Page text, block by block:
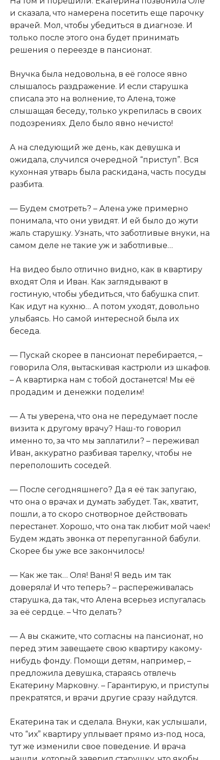
и сказала, что намерена посетить еще парочку
врачей. Мол, чтобы убедиться в диагнозе. И
только после этого она будет принимать
решения о переезде в пансионат.
Внучка была недовольна, в её голосе явно
слышалось раздражение. И если старушка
списала это на волнение, то Алена, тоже
слышащая беседу, только укрепилась в своих
подозрениях. Дело было явно нечисто!
А на следующий же день, как девушка и
ожидала, случился очередной “приступ”. Вся
кухонная утварь была раскидана, часть посуды
разбита.
— Будем смотреть? – Алена уже примерно
понимала, что они увидят. И ей было до жути
жаль старушку. Узнать, что заботливые внуки, на
самом деле не такие уж и заботливые…
На видео было отлично видно, как в квартиру
входят Оля и Иван. Как заглядывают в
гостиную, чтобы убедиться, что бабушка спит.
Как идут на кухню… А потом уходят, довольно
улыбаясь. Но самой интересной была их
беседа.
— Пускай скорее в пансионат перебирается, –
говорила Оля, вытаскивая кастрюли из шкафов.
– А квартирка нам с тобой достанется! Мы её
продадим и денежки поделим!
— А ты уверена, что она не передумает после
визита к другому врачу? Наш-то говорил
именно то, за что мы заплатили? – переживал
Иван, аккуратно разбивая тарелку, чтобы не
переполошить соседей.
— После сегодняшнего? Да я её так запугаю,
что она о врачах и думать забудет. Так, хватит,
пошли, а то скоро снотвopное действовать
перестанет. Хорошо, что она так любит мой чаек!
Будем ждать звонка от перепуганной бабули.
Скорее бы уже все закончилось!
— Как же так… Оля! Ваня! Я ведь им так
доверяла! И что теперь? – распереживалась
старушка, да так, что Алена всерьез испугалась
за её сердце. – Что делать?
— А вы скажите, что согласны на пансионат, но
перед этим завещаете свою квартиру какому-
нибудь фонду. Помощи детям, например, –
предложила девушка, стараясь отвлечь
Екатерину Марковну. – Гарантирую, и приступы
прекратятся, и врачи другие сразу найдутся.
Екатерина так и сделала. Внуки, как услышали,
что “их” квартиру уплывает прямо из-под носа,
тут же изменили свое поведение. И врача